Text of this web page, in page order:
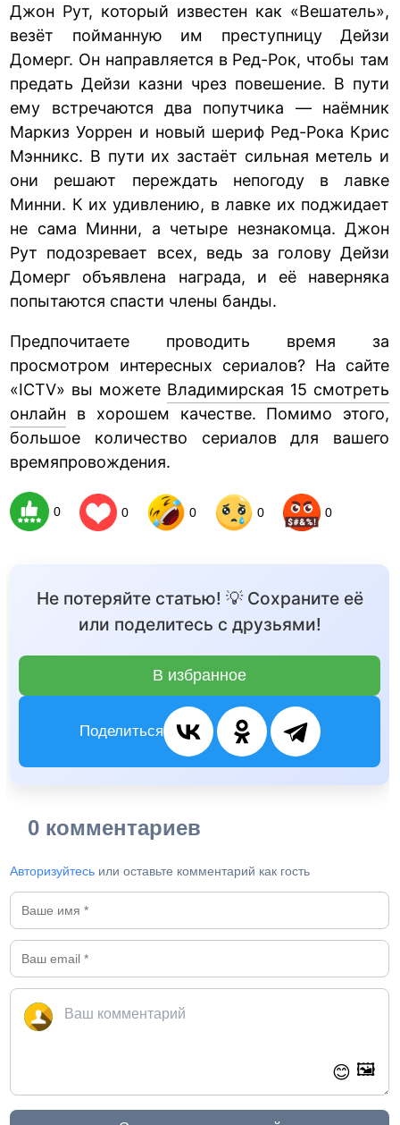
Джон Рут, который известен как «Вешатель»,
везёт пойманную им преступницу Дейзи
Домерг. Он направляется в Ред-Рок, чтобы там
предать Дейзи казни чрез повешение. В пути
ему встречаются два попутчика — наёмник
Маркиз Уоррен и новый шериф Ред-Рока Крис
Мэнникс. В пути их застаёт сильная метель и
они решают переждать непогоду в лавке
Минни. К их удивлению, в лавке их поджидает
не сама Минни, а четыре незнакомца. Джон
Рут подозревает всех, ведь за голову Дейзи
Домерг объявлена награда, и её наверняка
попытаются спасти члены банды.
Предпочитаете проводить время за
просмотром интересных сериалов? На сайте
«ICTV» вы можете Владимирская 15 смотреть
онлайн в хорошем качестве. Помимо этого,
большое количество сериалов для вашего
времяпровождения.
0 0 0 0 0
Не потеряйте статью! 💡 Сохраните её
или поделитесь с друзьями!
В избранное
Поделиться
0 комментариев
Авторизуйтесь или оставьте комментарий как гость
😊 🖼️